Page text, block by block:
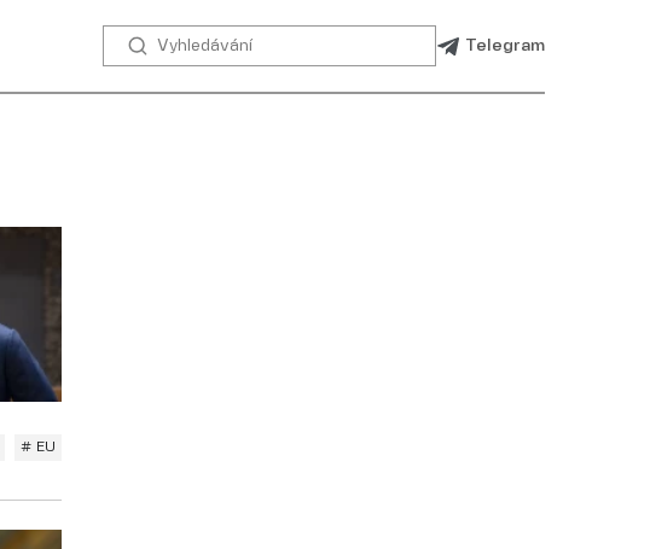
Telegram
# EU